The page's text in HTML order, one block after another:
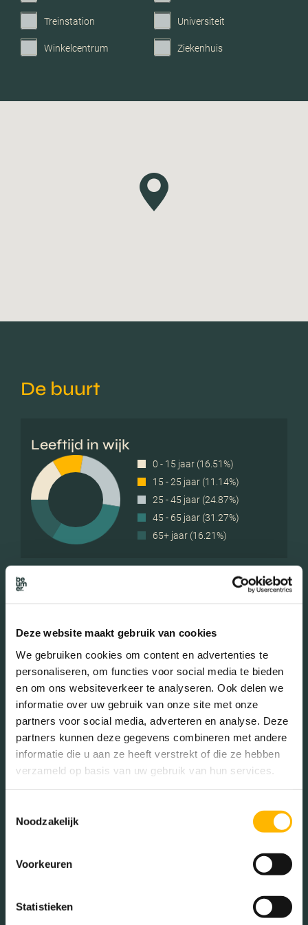
Deze website maakt gebruik van cookies
We gebruiken cookies om content en advertenties te
personaliseren, om functies voor social media te bieden
en om ons websiteverkeer te analyseren. Ook delen we
informatie over uw gebruik van onze site met onze
partners voor social media, adverteren en analyse. Deze
partners kunnen deze gegevens combineren met andere
informatie die u aan ze heeft verstrekt of die ze hebben
verzameld op basis van uw gebruik van hun services.
Noodzakelijk
Voorkeuren
Statistieken
Treinstation Universiteit
Winkelcentrum Ziekenhuis
De buurt
Leeftijd in wijk
0 - 15 jaar (16.51%)
15 - 25 jaar (11.14%)
25 - 45 jaar (24.87%)
45 - 65 jaar (31.27%)
65+ jaar (16.21%)
Mannen (48.24%)
Vrouwen (51.76%)
Gezinnen met kinderen
Met kinderen (34.45%)
Zonder kinderen (28.20%)
Éénpersoons huishoudens